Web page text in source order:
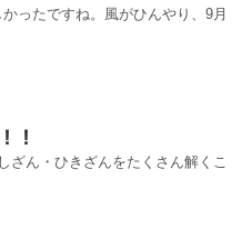
ったですね。風がひんやり、9月
！
ざん・ひきざんをたくさん解くこ